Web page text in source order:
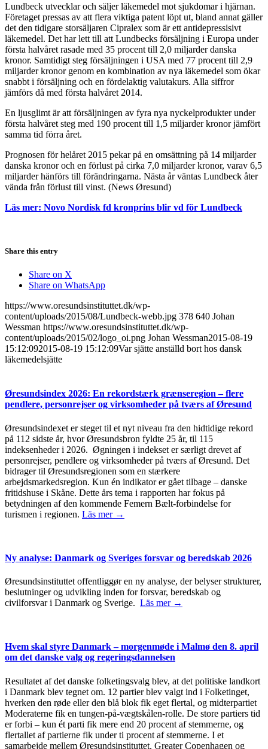
Lundbeck utvecklar och säljer läkemedel mot sjukdomar i hjärnan.
Företaget pressas av att flera viktiga patent löpt ut, bland annat gäller
det den tidigare storsäljaren Cipralex som är ett antidepressisivt
läkemedel. Det har lett till att Lundbecks försäljning i Europa under
första halvåret rasade med 35 procent till 2,0 miljarder danska
kronor. Samtidigt steg försäljningen i USA med 77 procent till 2,9
miljarder kronor genom en kombination av nya läkemedel som ökar
snabbt i försäljning och en fördelaktig valutakurs. Alla siffror
jämförs då med första halvåret 2014.
En ljusglimt är att försäljningen av fyra nya nyckelprodukter under
första halvåret steg med 190 procent till 1,5 miljarder kronor jämfört
samma tid förra året.
Prognosen för helåret 2015 pekar på en omsättning på 14 miljarder
danska kronor och en förlust på cirka 7,0 miljarder kronor, varav 6,5
miljarder hänförs till förändringarna. Nästa år väntas Lundbeck åter
vända från förlust till vinst. (News Øresund)
Läs mer: Novo Nordisk fd kronprins blir vd för Lundbeck
Share this entry
Share on X
Share on WhatsApp
https://www.oresundsinstituttet.dk/wp-
content/uploads/2015/08/Lundbeck-webb.jpg 378 640 Johan
Wessman https://www.oresundsinstituttet.dk/wp-
content/uploads/2015/02/logo_oi.png Johan Wessman2015-08-19
15:12:092015-08-19 15:12:09Var sjätte anställd bort hos dansk
läkemedelsjätte
Øresundsindex 2026: En rekordstærk grænseregion – flere
pendlere, personrejser og virksomheder på tværs af Øresund
Øresundsindexet er steget til et nyt niveau fra den hidtidige rekord
på 112 sidste år, hvor Øresundsbron fyldte 25 år, til 115
indeksenheder i 2026. Øgningen i indekset er særligt drevet af
personrejser, pendlere og virksomheder på tværs af Øresund. Det
bidrager til Øresundsregionen som en stærkere
arbejdsmarkedsregion. Kun én indikator er gået tilbage – danske
fritidshuse i Skåne. Dette års tema i rapporten har fokus på
betydningen af den kommende Femern Bælt-forbindelse for
turismen i regionen. Läs mer →
Ny analyse: Danmark og Sveriges forsvar og beredskab 2026
Øresundsinstituttet offentliggør en ny analyse, der belyser strukturer,
beslutninger og udvikling inden for forsvar, beredskab og
civilforsvar i Danmark og Sverige. Läs mer →
Hvem skal styre Danmark – morgenmøde i Malmø den 8. april
om det danske valg og regeringsdannelsen
Resultatet af det danske folketingsvalg blev, at det politiske landkort
i Danmark blev tegnet om. 12 partier blev valgt ind i Folketinget,
hverken den røde eller den blå blok fik eget flertal, og midterpartiet
Moderaterne fik en tungen-på-vægtskålen-rolle. De store partiers tid
er forbi – kun ét parti fik mere end 20 procent af stemmerne, og
flertallet af partierne fik under ti procent af stemmerne. I et
samarbejde mellem Øresundsinstituttet, Greater Copenhagen og